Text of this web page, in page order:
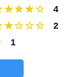
4
2
1